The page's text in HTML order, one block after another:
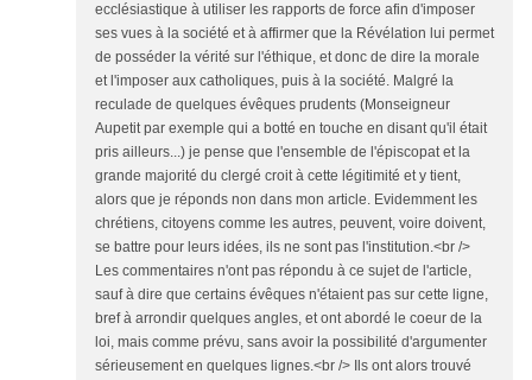
ecclésiastique à utiliser les rapports de force afin d'imposer
ses vues à la société et à affirmer que la Révélation lui permet
de posséder la vérité sur l'éthique, et donc de dire la morale
et l'imposer aux catholiques, puis à la société. Malgré la
reculade de quelques évêques prudents (Monseigneur
Aupetit par exemple qui a botté en touche en disant qu'il était
pris ailleurs...) je pense que l'ensemble de l'épiscopat et la
grande majorité du clergé croit à cette légitimité et y tient,
alors que je réponds non dans mon article. Evidemment les
chrétiens, citoyens comme les autres, peuvent, voire doivent,
se battre pour leurs idées, ils ne sont pas l'institution.<br />
Les commentaires n'ont pas répondu à ce sujet de l'article,
sauf à dire que certains évêques n'étaient pas sur cette ligne,
bref à arrondir quelques angles, et ont abordé le coeur de la
loi, mais comme prévu, sans avoir la possibilité d'argumenter
sérieusement en quelques lignes.<br /> Ils ont alors trouvé